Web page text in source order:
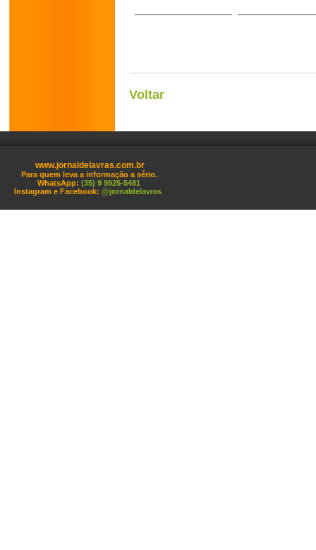
Voltar
www.jornaldelavras.com.br
Para quem leva a informação a sério.
WhatsApp: (35) 9 9925-5481
Instagram e Facebook: @jornaldelavras